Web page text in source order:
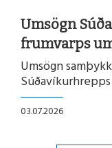
Umsögn
frumvarps
Umsögn samþykkt á
03.07.2026